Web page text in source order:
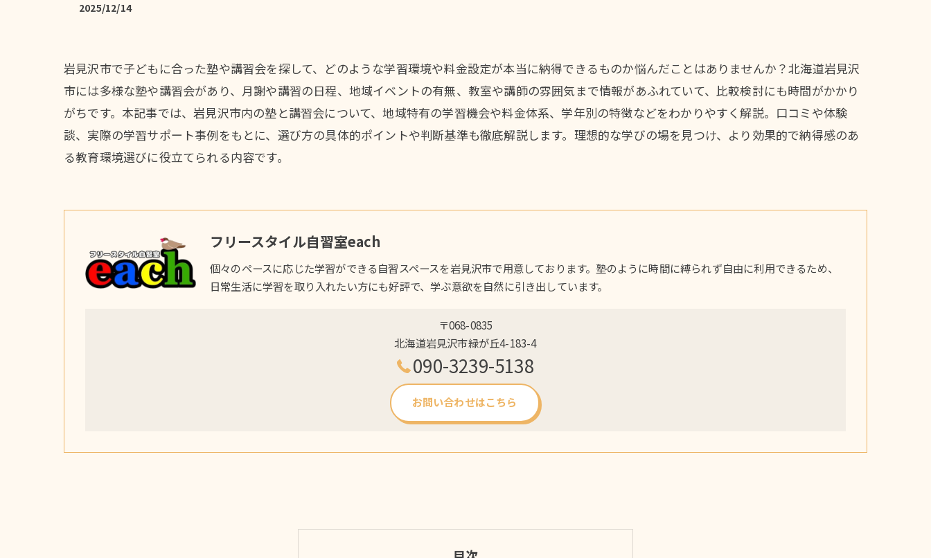
2025/12/14
岩見沢市で子どもに合った塾や講習会を探して、どのような学習環境や料金設定が本当に納得できるものか悩んだことはありませんか？北海道岩見沢
市には多様な塾や講習会があり、月謝や講習の日程、地域イベントの有無、教室や講師の雰囲気まで情報があふれていて、比較検討にも時間がかかり
がちです。本記事では、岩見沢市内の塾と講習会について、地域特有の学習機会や料金体系、学年別の特徴などをわかりやすく解説。口コミや体験
談、実際の学習サポート事例をもとに、選び方の具体的ポイントや判断基準も徹底解説します。理想的な学びの場を見つけ、より効果的で納得感のあ
る教育環境選びに役立てられる内容です。
フリースタイル自習室each
個々のペースに応じた学習ができる自習スペースを岩見沢市で用意しております。塾のように時間に縛られず自由に利用できるため、
日常生活に学習を取り入れたい方にも好評で、学ぶ意欲を自然に引き出しています。
〒068-0835
北海道岩見沢市緑が丘4-183-4
090-3239-5138
お問い合わせはこちら